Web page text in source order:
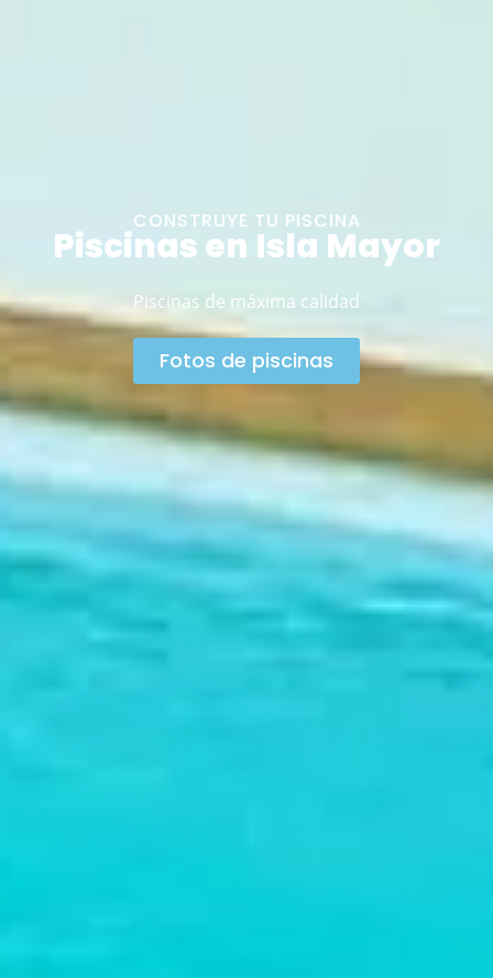
CONSTRUYE TU PISCINA
Piscinas en Isla Mayor
Piscinas de máxima calidad
Fotos de piscinas